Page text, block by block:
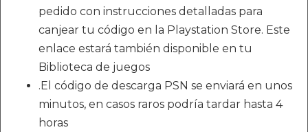
pedido con instrucciones detalladas para
canjear tu código en la Playstation Store. Este
enlace estará también disponible en tu
Biblioteca de juegos
.El código de descarga PSN se enviará en unos
minutos, en casos raros podría tardar hasta 4
horas